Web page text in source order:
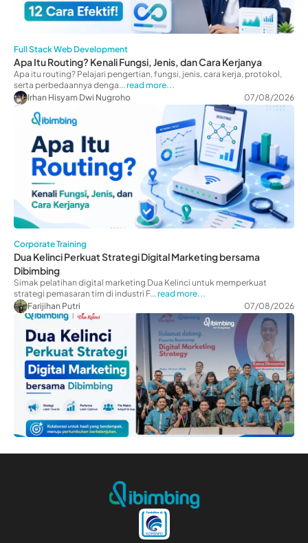
Full Stack Web Development
Apa Itu Routing? Kenali Fungsi, Jenis, dan Cara Kerjanya
Apa itu routing? Pelajari pengertian, fungsi, jenis, cara kerja, protokol,
serta perbedaannya denga...read more...
Irhan Hisyam Dwi Nugroho
07/08/2026
Corporate Training
Dua Kelinci Perkuat Strategi Digital Marketing bersama
Dibimbing
Simak pelatihan digital marketing Dua Kelinci untuk memperkuat
strategi pemasaran tim di industri F...read more...
Farijihan Putri
07/08/2026